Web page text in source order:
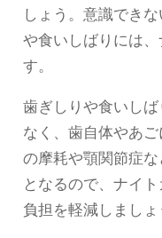
しょう。意識でき
や食いしばりには
す。
歯ぎしりや食いし
なく、歯自体やあ
の摩耗や顎関節症
となるので、ナイ
負担を軽減しましょ